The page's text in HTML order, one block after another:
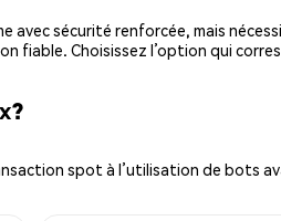
avec sécurité renforcée, mais
fiable. Choisissez l’option qui
spot à l’utilisation de bots